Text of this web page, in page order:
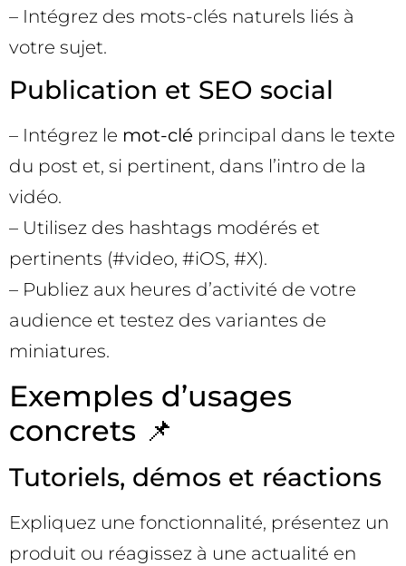
– Intégrez des mots-clés naturels liés à
votre sujet.
Publication et SEO social
– Intégrez le mot-clé principal dans le texte
du post et, si pertinent, dans l’intro de la
vidéo.
– Utilisez des hashtags modérés et
pertinents (#video, #iOS, #X).
– Publiez aux heures d’activité de votre
audience et testez des variantes de
miniatures.
Exemples d’usages
concrets 📌
Tutoriels, démos et réactions
Expliquez une fonctionnalité, présentez un
produit ou réagissez à une actualité en